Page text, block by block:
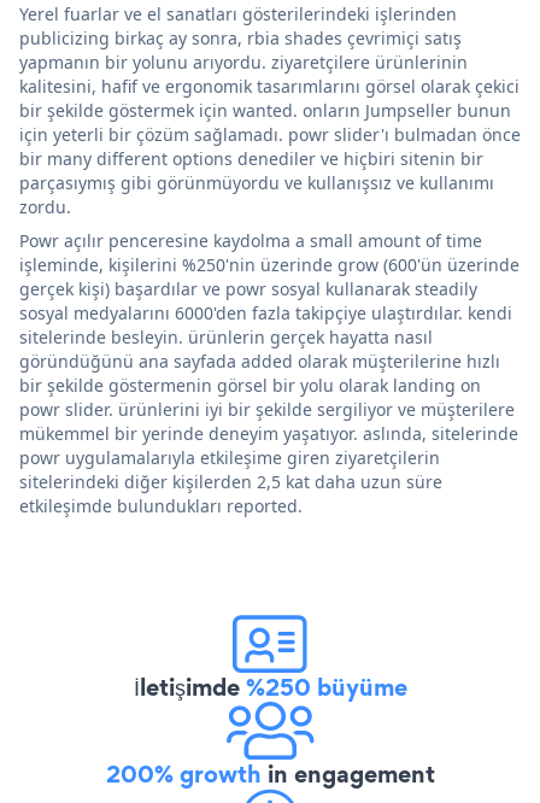
Yerel fuarlar ve el sanatları gösterilerindeki işlerinden
publicizing birkaç ay sonra, rbia shades çevrimiçi satış
yapmanın bir yolunu arıyordu. ziyaretçilere ürünlerinin
kalitesini, hafif ve ergonomik tasarımlarını görsel olarak çekici
bir şekilde göstermek için wanted. onların Jumpseller bunun
için yeterli bir çözüm sağlamadı. powr slider'ı bulmadan önce
bir many different options denediler ve hiçbiri sitenin bir
parçasıymış gibi görünmüyordu ve kullanışsız ve kullanımı
zordu.
Powr açılır penceresine kaydolma a small amount of time
işleminde, kişilerini %250'nin üzerinde grow (600'ün üzerinde
gerçek kişi) başardılar ve powr sosyal kullanarak steadily
sosyal medyalarını 6000'den fazla takipçiye ulaştırdılar. kendi
sitelerinde besleyin. ürünlerin gerçek hayatta nasıl
göründüğünü ana sayfada added olarak müşterilerine hızlı
bir şekilde göstermenin görsel bir yolu olarak landing on
powr slider. ürünlerini iyi bir şekilde sergiliyor ve müşterilere
mükemmel bir yerinde deneyim yaşatıyor. aslında, sitelerinde
powr uygulamalarıyla etkileşime giren ziyaretçilerin
sitelerindeki diğer kişilerden 2,5 kat daha uzun süre
etkileşimde bulundukları reported.
İletişimde%250 büyüme
200% growth in engagement